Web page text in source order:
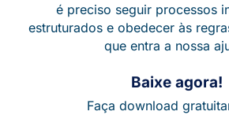
é preciso seguir processos
estruturados e obedecer às
que entra a nossa
Baixe agora!
Faça download